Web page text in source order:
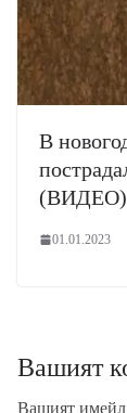
В
(ВИДЕО)
01.01.2023
Вашият
Вашият имейл